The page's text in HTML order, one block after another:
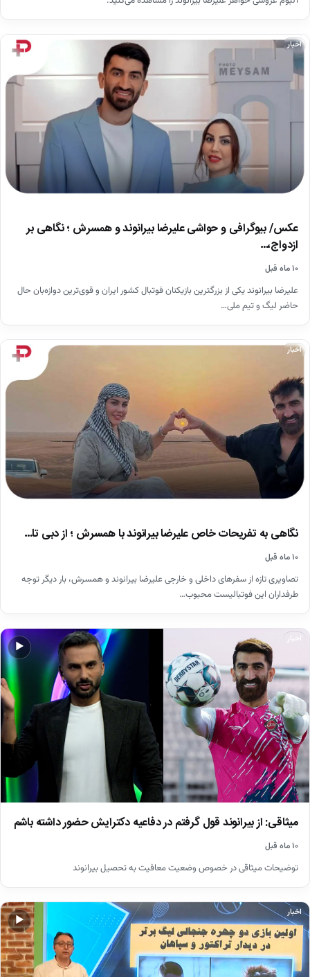
اخبار
عکس/ بیوگرافی و حواشی علیرضا بیرانوند و همسرش ؛ نگاهی بر
ازدواج،…
۱۰ ماه قبل
علیرضا بیرانوند یکی از بزرگترین بازیکنان فوتبال کشور ایران و قوی‌ترین دوازه‌بان حال
حاضر لیگ و تیم ملی…
اخبار
نگاهی به تفریحات خاص علیرضا بیرانوند با همسرش ؛ از دبی تا…
۱۰ ماه قبل
تصاویری تازه از سفرهای داخلی و خارجی علیرضا بیرانوند و همسرش، بار دیگر توجه
طرفداران این فوتبالیست محبوب…
▶
اخبار
میثاقی: از بیرانوند قول گرفتم در دفاعیه دکترایش حضور داشته باشم
۱۰ ماه قبل
توضیحات میثاقی در خصوص وضعیت معافیت به تحصیل بیرانوند
▶
اخبار